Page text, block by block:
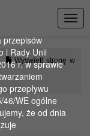
przepisów
i Rady Unii
r. w sprawie
przepływu
WE ogólne
że od dnia
Wyświetl stronę w